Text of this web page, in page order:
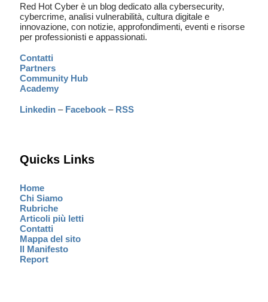
Red Hot Cyber è un blog dedicato alla cybersecurity,
cybercrime, analisi vulnerabilità, cultura digitale e
innovazione, con notizie, approfondimenti, eventi e risorse
per professionisti e appassionati.
Contatti
Partners
Community Hub
Academy
Linkedin – Facebook – RSS
Quicks Links
Home
Chi Siamo
Rubriche
Articoli più letti
Contatti
Mappa del sito
Il Manifesto
Report